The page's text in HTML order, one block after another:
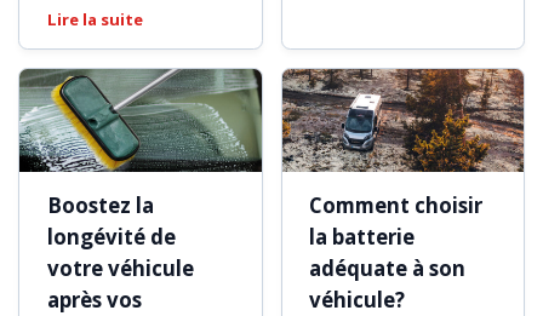
Lire la suite
Boostez la
longévité de
votre véhicule
après vos
Comment choisir
la batterie
adéquate à son
véhicule?